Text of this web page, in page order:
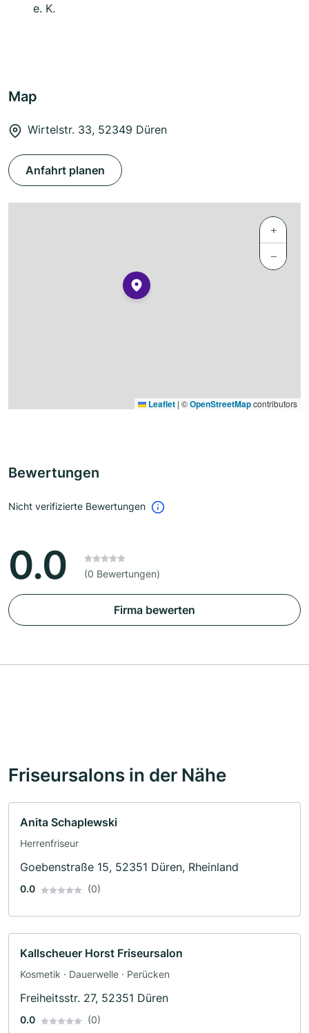
e. K.
Map
Wirtelstr. 33, 52349 Düren
Anfahrt planen
+
−
Leaflet | ©OpenStreetMapcontributors
Bewertungen
Nicht verifizierte Bewertungen
0.0 (0 Bewertungen)
Firma bewerten
Friseursalons in der Nähe
Anita Schaplewski
Herrenfriseur
Goebenstraße 15, 52351 Düren, Rheinland
0.0 (0)
Kallscheuer Horst Friseursalon
Kosmetik · Dauerwelle · Perücken
Freiheitsstr. 27, 52351 Düren
0.0 (0)